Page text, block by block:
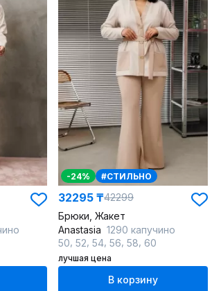
-24% #СТИЛЬНО
32295 ₸42299
Брюки, Жакет
Anastasia 1290 капучино
50 52 54 56 58 60
лучшая цена
В корзину